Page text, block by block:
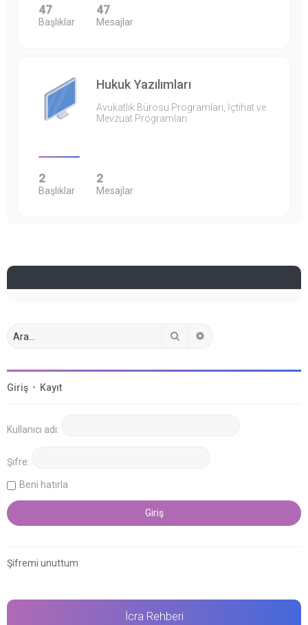
47
Başlıklar
47
Mesajlar
Hukuk Yazılımları
Avukatlık Bürosu Programları, İçtihat ve
Mevzuat Programları
2
Başlıklar
2
Mesajlar
Giriş • Kayıt
Kullanıcı adı:
Şifre:
Beni hatırla
Şifremi unuttum
İcra Rehberi